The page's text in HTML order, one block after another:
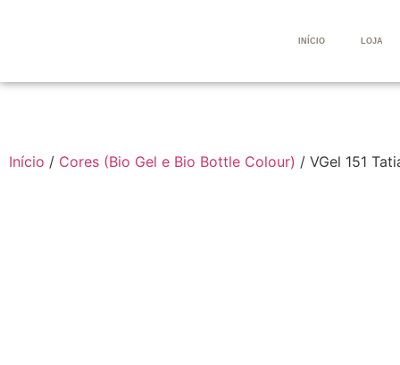
INÍCIO LOJA
Início / Cores (Bio Gel e Bio Bottle Colour) / VGel 151